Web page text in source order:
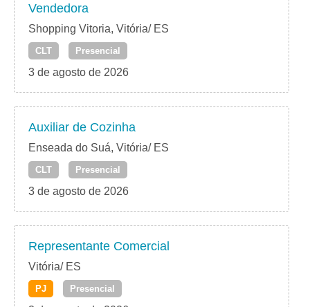
Vendedora
Shopping Vitoria, Vitória/ ES
CLT Presencial
3 de agosto de 2026
Auxiliar de Cozinha
Enseada do Suá, Vitória/ ES
CLT Presencial
3 de agosto de 2026
Representante Comercial
Vitória/ ES
PJ Presencial